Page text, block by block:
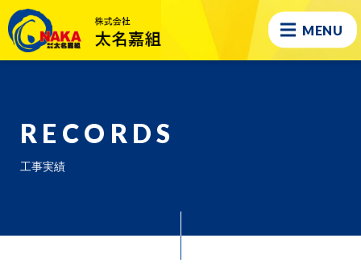
MENU
RECORDS
工事実績